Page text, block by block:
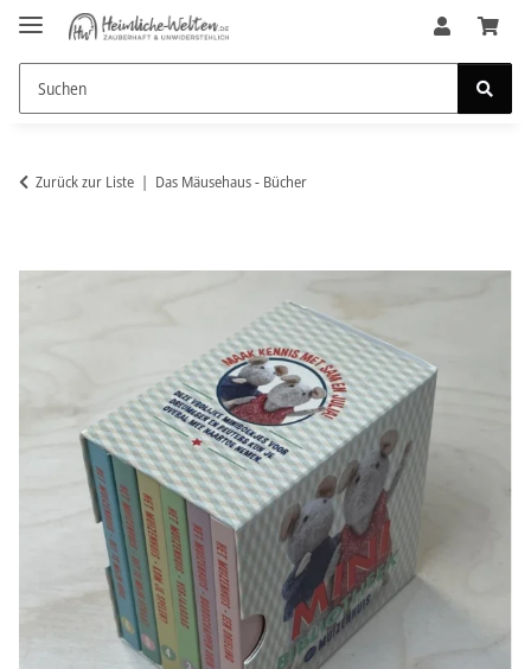
Zurück zur Liste Das Mäusehaus - Bücher